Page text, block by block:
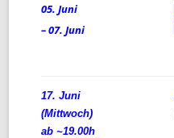
05. Juni
– 07. Juni
17. Juni
(Mittwoch)
ab ~19.00h